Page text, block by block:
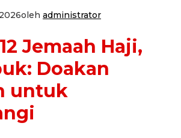
oleh administrator
Jemaah Haji,
Doakan
untuk